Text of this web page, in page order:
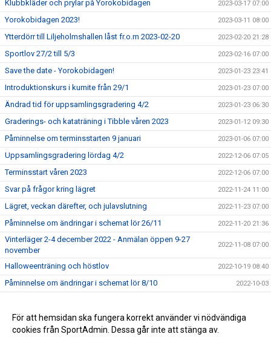
Klubbkläder och prylar på Yorokobidagen 2023-03-17 07:00
Yorokobidagen 2023! 2023-03-11 08:00
Ytterdörr till Liljeholmshallen låst fr.o.m 2023-02-20 2023-02-20 21:28
Sportlov 27/2 till 5/3 2023-02-16 07:00
Save the date - Yorokobidagen! 2023-01-23 23:41
Introduktionskurs i kumite från 29/1 2023-01-23 07:00
Ändrad tid för uppsamlingsgradering 4/2 2023-01-23 06:30
Graderings- och kataträning i Tibble våren 2023 2023-01-12 09:30
Påminnelse om terminsstarten 9 januari 2023-01-06 07:00
Uppsamlingsgradering lördag 4/2 2022-12-06 07:05
Terminsstart våren 2023 2022-12-06 07:00
Svar på frågor kring lägret 2022-11-24 11:00
Lägret, veckan därefter, och julavslutning 2022-11-23 07:00
Påminnelse om ändringar i schemat lör 26/11 2022-11-20 21:36
Vinterläger 2-4 december 2022 - Anmälan öppen 9-27
november
2022-11-08 07:00
Halloweenträning och höstlov 2022-10-19 08:40
Påminnelse om ändringar i schemat lör 8/10 2022-10-03
2017-03-29 13:16
2016-04-25 14:01
För att hemsidan ska fungera korrekt använder vi nödvändiga
cookies från SportAdmin. Dessa går inte att stänga av.